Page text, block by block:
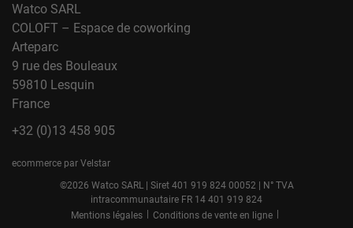
Watco SARL
COLOFT – Espace de coworking
Arteparc
9 rue des Bouleaux
59810 Lesquin
France
+32 (0)13 458 905
ecommerce par Velstar
©2026 Watco SARL | Siret 401 919 824 00052 | N° TVA
intracommunautaire FR 14 401 919 824
Mentions légales | Conditions de vente en ligne |